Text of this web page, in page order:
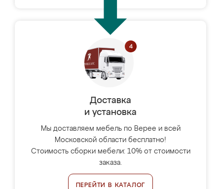
Доставка
и установка
Мы доставляем мебель по Верее и всей
Московской области бесплатно!
Стоимость сборки мебели: 10% от стоимости
заказа.
ПЕРЕЙТИ В КАТАЛОГ